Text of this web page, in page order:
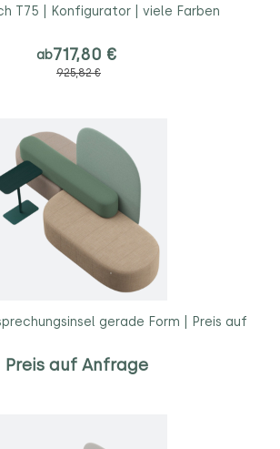
T75 | Konfigurator | viele Farben
ab717,80 €
925,82 €
gerade Form | Preis auf
Preis auf Anfrage